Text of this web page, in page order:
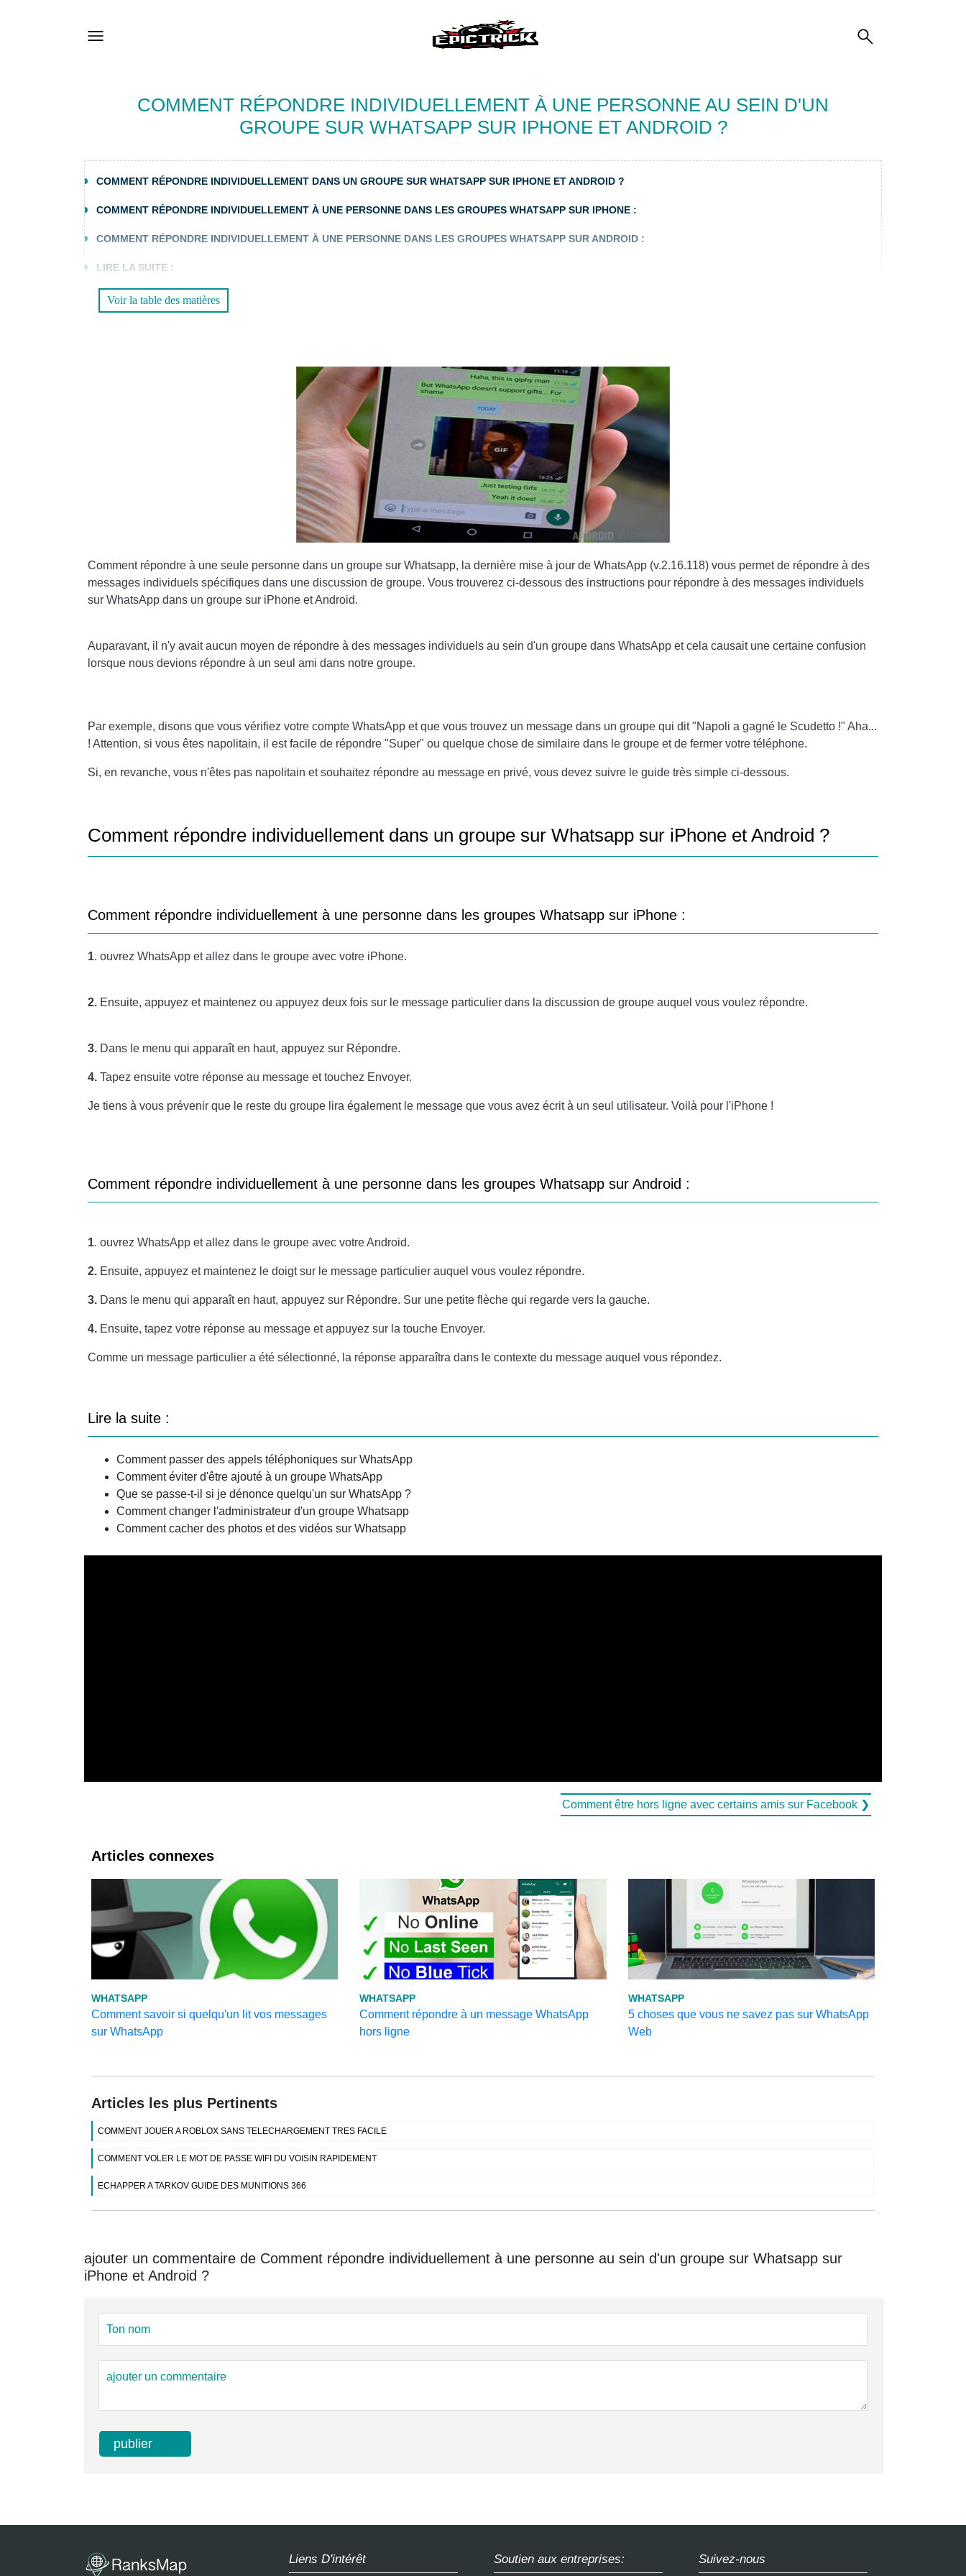
COMMENT RÉPONDRE INDIVIDUELLEMENT À UNE PERSONNE AU SEIN D'UN
GROUPE SUR WHATSAPP SUR IPHONE ET ANDROID ?
COMMENT RÉPONDRE INDIVIDUELLEMENT DANS UN GROUPE SUR WHATSAPP SUR IPHONE ET ANDROID ?
COMMENT RÉPONDRE INDIVIDUELLEMENT À UNE PERSONNE DANS LES GROUPES WHATSAPP SUR IPHONE :
COMMENT RÉPONDRE INDIVIDUELLEMENT À UNE PERSONNE DANS LES GROUPES WHATSAPP SUR ANDROID :
LIRE LA SUITE :
Voir la table des matières
Comment répondre à une seule personne dans un groupe sur Whatsapp, la dernière mise à jour de WhatsApp (v.2.16.118) vous permet de répondre à des
messages individuels spécifiques dans une discussion de groupe. Vous trouverez ci-dessous des instructions pour répondre à des messages individuels
sur WhatsApp dans un groupe sur iPhone et Android.
Auparavant, il n'y avait aucun moyen de répondre à des messages individuels au sein d'un groupe dans WhatsApp et cela causait une certaine confusion
lorsque nous devions répondre à un seul ami dans notre groupe.
Par exemple, disons que vous vérifiez votre compte WhatsApp et que vous trouvez un message dans un groupe qui dit "Napoli a gagné le Scudetto !" Aha...
! Attention, si vous êtes napolitain, il est facile de répondre "Super" ou quelque chose de similaire dans le groupe et de fermer votre téléphone.
Si, en revanche, vous n'êtes pas napolitain et souhaitez répondre au message en privé, vous devez suivre le guide très simple ci-dessous.
Comment répondre individuellement dans un groupe sur Whatsapp sur iPhone et Android ?
Comment répondre individuellement à une personne dans les groupes Whatsapp sur iPhone :
1. ouvrez WhatsApp et allez dans le groupe avec votre iPhone.
2. Ensuite, appuyez et maintenez ou appuyez deux fois sur le message particulier dans la discussion de groupe auquel vous voulez répondre.
3. Dans le menu qui apparaît en haut, appuyez sur Répondre.
4. Tapez ensuite votre réponse au message et touchez Envoyer.
Je tiens à vous prévenir que le reste du groupe lira également le message que vous avez écrit à un seul utilisateur. Voilà pour l'iPhone !
Comment répondre individuellement à une personne dans les groupes Whatsapp sur Android :
1. ouvrez WhatsApp et allez dans le groupe avec votre Android.
2. Ensuite, appuyez et maintenez le doigt sur le message particulier auquel vous voulez répondre.
3. Dans le menu qui apparaît en haut, appuyez sur Répondre. Sur une petite flèche qui regarde vers la gauche.
4. Ensuite, tapez votre réponse au message et appuyez sur la touche Envoyer.
Comme un message particulier a été sélectionné, la réponse apparaîtra dans le contexte du message auquel vous répondez.
Lire la suite :
Comment passer des appels téléphoniques sur WhatsApp
Comment éviter d'être ajouté à un groupe WhatsApp
Que se passe-t-il si je dénonce quelqu'un sur WhatsApp ?
Comment changer l'administrateur d'un groupe Whatsapp
Comment cacher des photos et des vidéos sur Whatsapp
Comment être hors ligne avec certains amis sur Facebook ❯
Articles connexes
WHATSAPP
Comment savoir si quelqu'un lit vos messages
sur WhatsApp
WHATSAPP
Comment répondre à un message WhatsApp
hors ligne
WHATSAPP
5 choses que vous ne savez pas sur WhatsApp
Web
Articles les plus Pertinents
COMMENT JOUER A ROBLOX SANS TELECHARGEMENT TRES FACILE
COMMENT VOLER LE MOT DE PASSE WIFI DU VOISIN RAPIDEMENT
ECHAPPER A TARKOV GUIDE DES MUNITIONS 366
ajouter un commentaire de Comment répondre individuellement à une personne au sein d'un groupe sur Whatsapp sur
iPhone et Android ?
Liens D'intérêt Soutien aux entreprises: Suivez-nous